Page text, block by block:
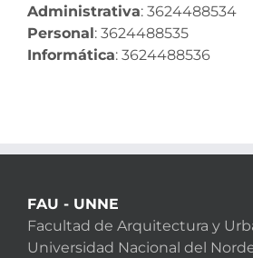
Administrativa: 3624488534
Personal : 3624488535
Informática: 3624488536
FAU - UNNE
Facultad de Arquitectura y
Universidad Nacional del